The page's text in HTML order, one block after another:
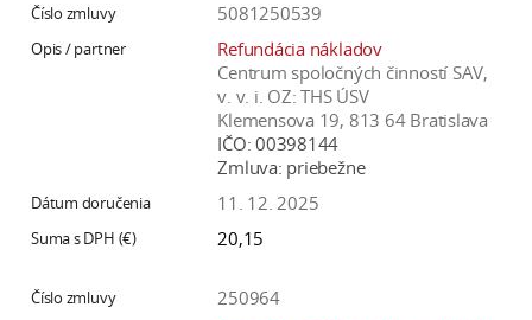
5081250539
Refundácia nákladov
Centrum spoločných činností SAV,
v. v. i. OZ: THS ÚSV
Klemensova 19, 813 64 Bratislava
IČO: 00398144
Zmluva: priebežne
11. 12. 2025
20,15
250964